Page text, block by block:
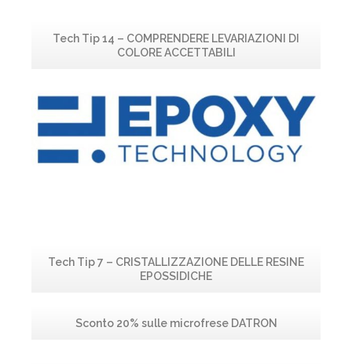
Tech Tip 14 – COMPRENDERE LEVARIAZIONI DI
COLORE ACCETTABILI
Tech Tip 7 – CRISTALLIZZAZIONE DELLE RESINE
EPOSSIDICHE
Sconto 20% sulle microfrese DATRON